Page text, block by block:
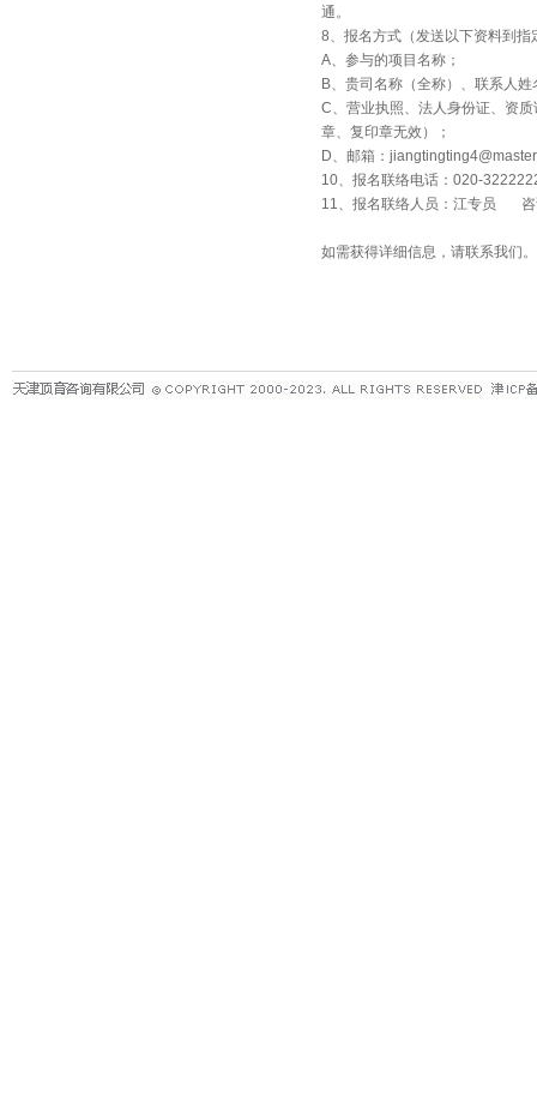
通。
8、报名方式（发送以下资料到指
A、参与的项目名称；
B、贵司名称（全称）、联系人
C、营业执照、法人身份证、资
章、复印章无效）；
D、邮箱：
10、报名联络电话：020-
11、报名联络人员：江专员 咨
如需获得详细信息，请联系我们。